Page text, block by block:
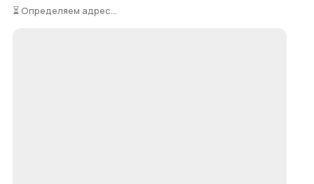
⏳ Определяем адрес...